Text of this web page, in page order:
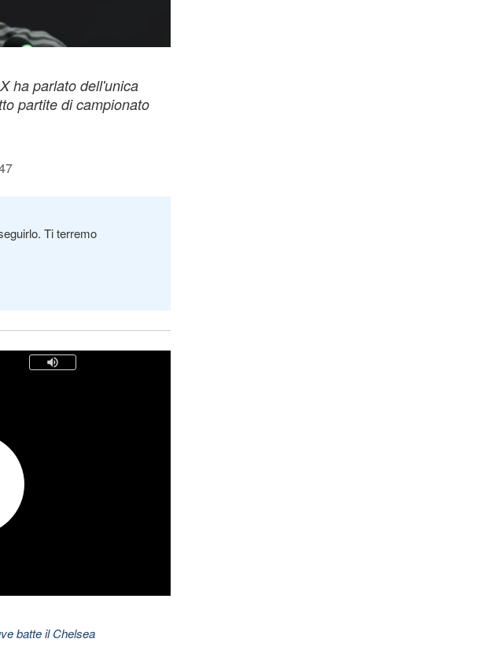
ha parlato dell'unica
partite di campionato
Ti terremo
batte il Chelsea